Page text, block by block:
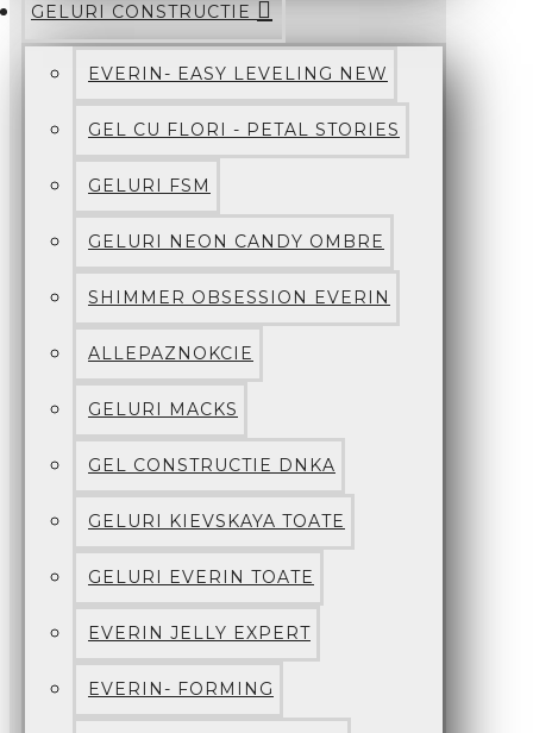
GELURI CONSTRUCTIE
EVERIN- EASY LEVELING NEW
GEL CU FLORI - PETAL STORIES
GELURI FSM
GELURI NEON CANDY OMBRE
SHIMMER OBSESSION EVERIN
ALLEPAZNOKCIE
GELURI MACKS
GEL CONSTRUCTIE DNKA
GELURI KIEVSKAYA TOATE
GELURI EVERIN TOATE
EVERIN JELLY EXPERT
EVERIN- FORMING